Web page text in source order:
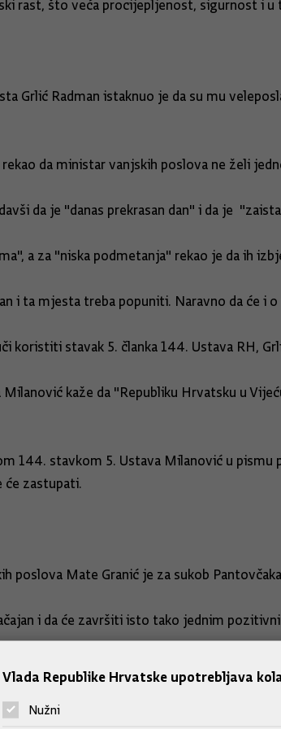
rast, što veća procijepljenost, sigurnost i
Grlić Radman istaknuo je da su mu
da ministar vanjskih poslova ne želi
da je "danas prekrasan dan" i da je
a za "niska podmetanja" rekao je da ih
i ta mjesta treba popuniti. Naravno da će i
koristiti stavak 5. članka 144. Ustava RH,
kaže da "Republiku Hrvatsku u
144. stavkom 5. Ustava Milanović u pismu
će zastupati.
poslova Mate Granić je za sukob
i da će završiti isto tako jednim
potaknuli su izdavanje prigodne marke.
Vlada Republike Hrvatske upotrebljava
Nužni